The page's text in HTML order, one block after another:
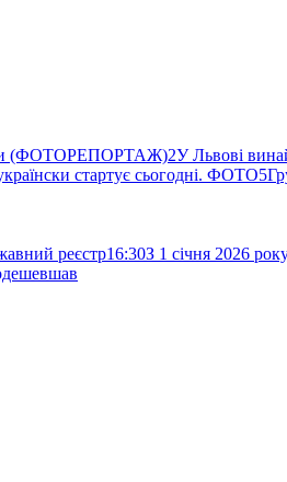
(ФОТОРЕПОРТАЖ)2У Львові
стартує сьогодні. ФОТО5
реєстр16:30З 1 січня 2026